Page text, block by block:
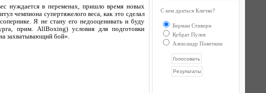
нуждается в переменах, пришло время новых
чемпиона супертяжелого веса, как это сделал
Я не стану его недооценивать и буду
прим. AllBoxing) условия для подготовки
захватывающий бой».
С кем драться Кличко?
Берман Стиверн
Кубрат Пулев
Александр Поветкин